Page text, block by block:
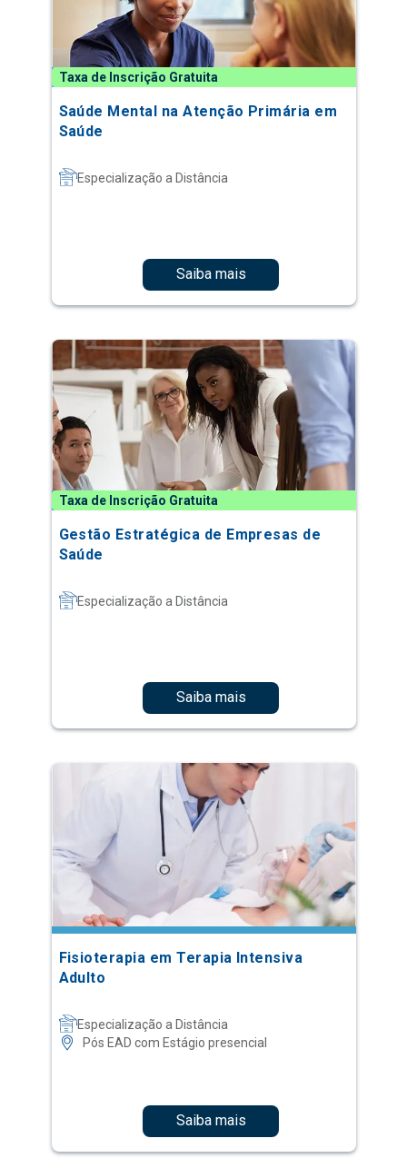
Taxa de Inscrição Gratuita
Saúde Mental na Atenção Primária em
Saúde
Especialização a Distância
Saiba mais
Taxa de Inscrição Gratuita
Gestão Estratégica de Empresas de
Saúde
Especialização a Distância
Saiba mais
Fisioterapia em Terapia Intensiva
Adulto
Especialização a Distância
Pós EAD com Estágio presencial
Saiba mais